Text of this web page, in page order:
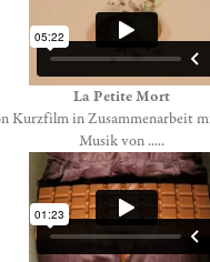
La Petite Mort
Kurzfilm in Zusammenarbeit
Musik von .....